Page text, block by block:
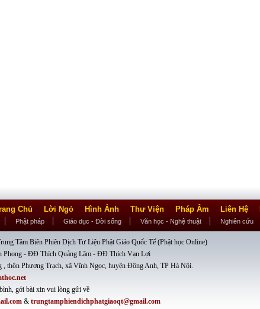
Chủ Lời Ngỏ Hình Ảnh Thư Viện Pháp Âm Liên Hệ
Phật pháp Giáo dục - Đời sống Văn học - Nghệ thuật Nghiên cứu
Tâm Biên Phiên Dịch Tư Liệu Phật Giáo Quốc Tế (Phật học Online)
Phong - ĐĐ Thích Quảng Lâm - ĐĐ Thích Vạn Lợi
, thôn Phương Trạch, xã Vĩnh Ngọc, huyện Đông Anh, TP Hà Nội.
gởi bài xin vui lòng gửi về
& trungtamphiendichphatgiaoqt@gmail.com